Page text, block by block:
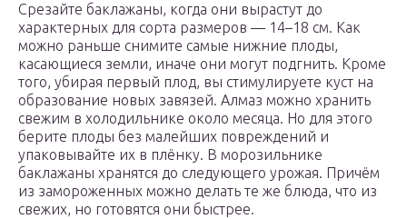
Срезайте баклажаны, когда они вырастут до
характерных для сорта размеров — 14–18 см. Как
можно раньше снимите самые нижние плоды,
касающиеся земли, иначе они могут подгнить. Кроме
того, убирая первый плод, вы стимулируете куст на
образование новых завязей. Алмаз можно хранить
свежим в холодильнике около месяца. Но для этого
берите плоды без малейших повреждений и
упаковывайте их в плёнку. В морозильнике
баклажаны хранятся до следующего урожая. Причём
из замороженных можно делать те же блюда, что из
свежих, но готовятся они быстрее.